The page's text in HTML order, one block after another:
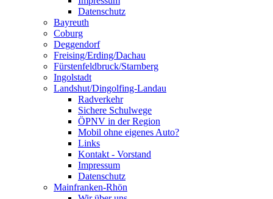
Datenschutz
Bayreuth
Coburg
Deggendorf
Freising/Erding/Dachau
Fürstenfeldbruck/Starnberg
Ingolstadt
Landshut/Dingolfing-Landau
Radverkehr
Sichere Schulwege
ÖPNV in der Region
Mobil ohne eigenes Auto?
Links
Kontakt - Vorstand
Impressum
Datenschutz
Mainfranken-Rhön